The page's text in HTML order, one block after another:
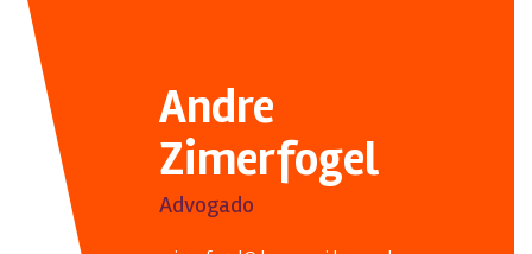
Andre
Zimerfogel
Advogado